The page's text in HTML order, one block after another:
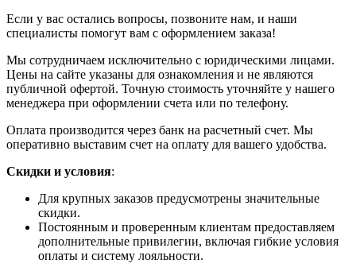
Если у вас остались вопросы, позвоните нам, и наши
специалисты помогут вам с оформлением заказа!
Мы сотрудничаем исключительно с юридическими лицами.
Цены на сайте указаны для ознакомления и не являются
публичной офертой. Точную стоимость уточняйте у нашего
менеджера при оформлении счета или по телефону.
Оплата производится через банк на расчетный счет. Мы
оперативно выставим счет на оплату для вашего удобства.
Скидки и условия:
Для крупных заказов предусмотрены значительные
скидки.
Постоянным и проверенным клиентам предоставляем
дополнительные привилегии, включая гибкие условия
оплаты и систему лояльности.